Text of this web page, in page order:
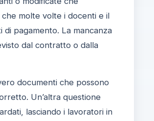
molte volte i docenti e il
pagamento. La mancanza
dal contratto o dalla
documenti che possono
Un’altra questione
lasciando i lavoratori in